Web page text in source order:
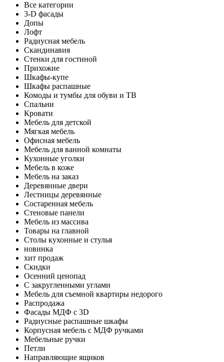
Все категории
3-D фасады
Допы
Лофт
Радиусная мебель
Скандинавия
Стенки для гостиной
Прихожие
Шкафы-купе
Шкафы распашные
Комоды и тумбы для обуви и ТВ
Спальни
Кровати
Мебель для детской
Мягкая мебель
Офисная мебель
Мебель для ванной комнаты
Кухонные уголки
Мебель в коже
Мебель на заказ
Деревянные двери
Лестницы деревянные
Состаренная мебель
Стеновые панели
Мебель из массива
Товары на главной
Столы кухонные и стулья
новинка
хит продаж
Скидки
Осенний ценопад
С закругленными углами
Мебель для съемной квартиры недорого
Распродажа
Фасады МДФ с 3D
Радиусные распашные шкафы
Корпусная мебель с МДФ ручками
Мебельные ручки
Петли
Направляющие ящиков